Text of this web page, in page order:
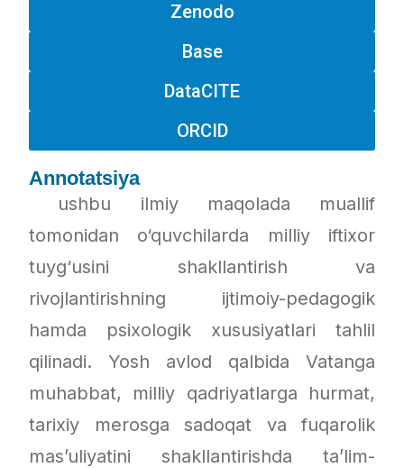
Zenodo
Base
DataCITE
ORCID
Annotatsiya
ushbu ilmiy maqolada muallif
tomonidan o‘quvchilarda milliy iftixor
tuyg‘usini shakllantirish va
rivojlantirishning ijtimoiy-pedagogik
hamda psixologik xususiyatlari tahlil
qilinadi. Yosh avlod qalbida Vatanga
muhabbat, milliy qadriyatlarga hurmat,
tarixiy merosga sadoqat va fuqarolik
mas’uliyatini shakllantirishda ta’lim-